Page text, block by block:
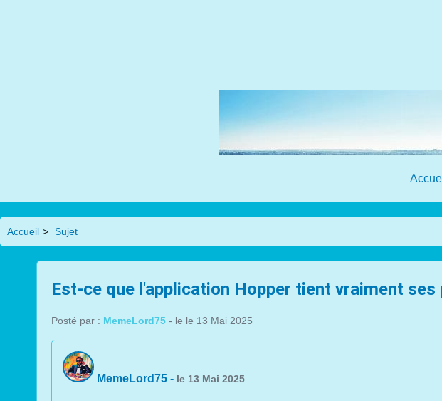
Accueil > Sujet
Est-ce que l'application Hopper tient vraiment
Posté par : MemeLord75 - le le 13 Mai 2025
MemeLord75 - le 13 Mai 2025